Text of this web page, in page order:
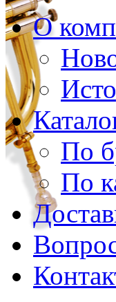
О
По
По